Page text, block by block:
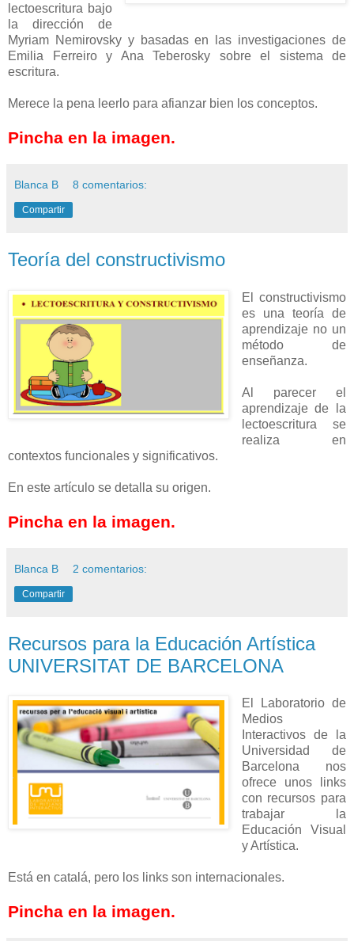
lectoescritura bajo
la dirección de
Myriam Nemirovsky y basadas en las investigaciones de
Emilia Ferreiro y Ana Teberosky sobre el sistema de
escritura.
Merece la pena leerlo para afianzar bien los conceptos.
Pincha en la imagen.
Blanca B 8 comentarios:
Compartir
Teoría del constructivismo
El constructivismo
es una teoría de
aprendizaje no un
método de
enseñanza.
Al parecer el
aprendizaje de la
lectoescritura se
realiza en
contextos funcionales y significativos.
En este artículo se detalla su origen.
Pincha en la imagen.
Blanca B 2 comentarios:
Compartir
Recursos para la Educación Artística
UNIVERSITAT DE BARCELONA
El Laboratorio de
Medios
Interactivos de la
Universidad de
Barcelona nos
ofrece unos links
con recursos para
trabajar la
Educación Visual
y Artística.
Está en catalá, pero los links son internacionales.
Pincha en la imagen.